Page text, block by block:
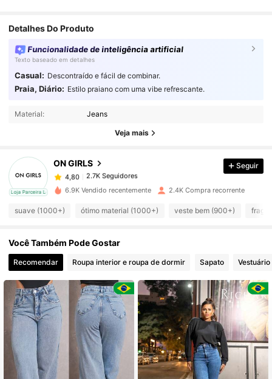
Detalhes Do Produto
Funcionalidade de inteligência artificial
Texto baseado em detalhes
Casual: Descontraído e fácil de combinar.
Praia, Diário: Estilo praiano com uma vibe refrescante.
Material: Jeans
Veja mais
Loja Parceira Local
ON GIRLS
2.7K Seguidores
4,80
2.7K Seguidores
2.7K Seguidores
2.7K Seguidores
2.7K Seguidores
2.7K Seguidores
Seguir
6.9K Vendido recentemente 2.4K Compra recorrente
suave (1000+) ótimo material (1000+) veste bem (900+)
Você Também Pode Gostar
Recomendar Roupa interior e roupa de dormir Sapato